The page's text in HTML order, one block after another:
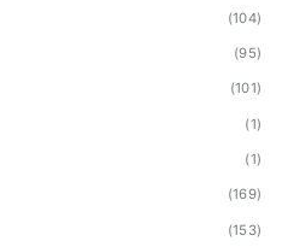
(104)
(95)
(101)
(1)
(1)
(169)
(153)